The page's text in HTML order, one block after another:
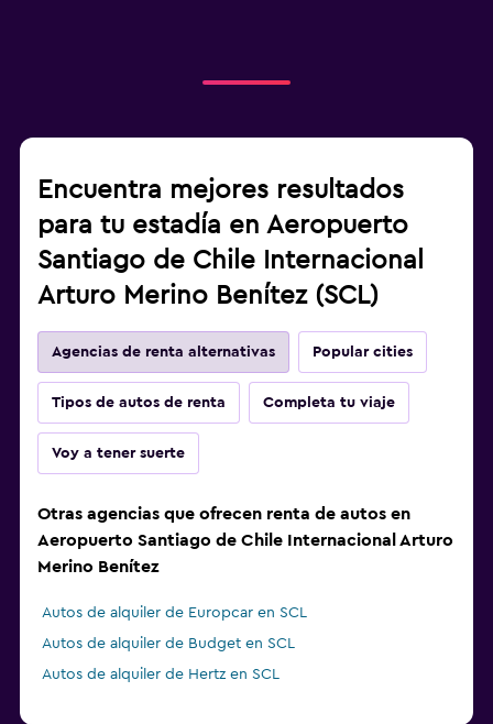
Encuentra mejores resultados
para tu estadía en Aeropuerto
Santiago de Chile Internacional
Arturo Merino Benítez (SCL)
Agencias de renta alternativas Popular cities
Tipos de autos de renta Completa tu viaje
Voy a tener suerte
Otras agencias que ofrecen renta de autos en
Aeropuerto Santiago de Chile Internacional Arturo
Merino Benítez
Autos de alquiler de Europcar en SCL
Autos de alquiler de Budget en SCL
Autos de alquiler de Hertz en SCL